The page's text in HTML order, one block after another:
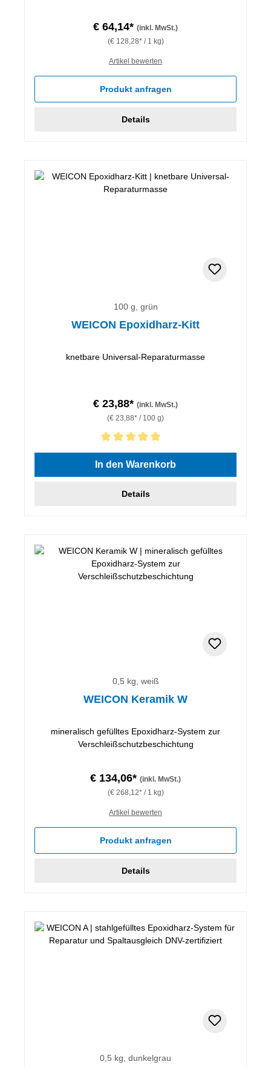
€ 64,14* (inkl. MwSt.)
(€ 128,28* / 1 kg)
Artikel bewerten
Produkt anfragen
Details
100 g, grün
WEICON Epoxidharz-Kitt
knetbare Universal-Reparaturmasse
€ 23,88* (inkl. MwSt.)
(€ 23,88* / 100 g)
Durchschnittliche Bewertung von 5 von 5 Sternen
In den Warenkorb
Details
0,5 kg, weiß
WEICON Keramik W
mineralisch gefülltes Epoxidharz-System zur
Verschleißschutzbeschichtung
€ 134,06* (inkl. MwSt.)
(€ 268,12* / 1 kg)
Artikel bewerten
Produkt anfragen
Details
0,5 kg, dunkelgrau